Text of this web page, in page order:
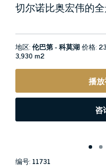
切尔诺比奥宏伟的
地区:伦巴第 - 科莫湖价格:
3,930 m2
播
咨
编号: 11731